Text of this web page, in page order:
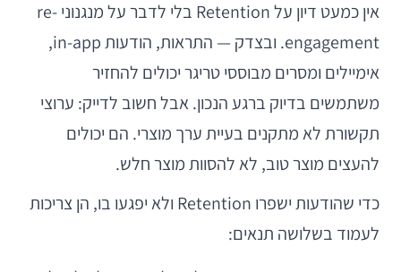
אין כמעט דיון על Retention בלי לדבר על מנגנוני re-
engagement. ובצדק — התראות, הודעות in-app,
אימיילים ומסרים מבוססי טריגר יכולים להחזיר
משתמשים בדיוק ברגע הנכון. אבל חשוב לדייק: ערוצי
תקשורת לא מתקנים בעיית ערך מוצרי. הם יכולים
להעצים מוצר טוב, לא להסוות מוצר חלש.
כדי שהודעות ישפרו Retention ולא יפגעו בו, הן צריכות
לעמוד בשלושה תנאים: